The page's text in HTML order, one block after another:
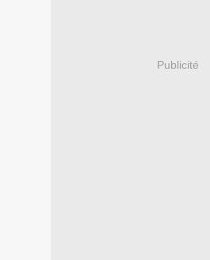
Publicité